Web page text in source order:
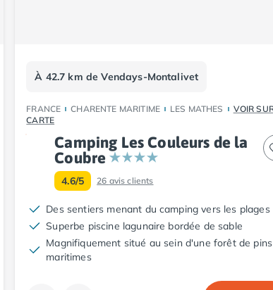
À 42.7 km de Vendays-Montalivet
FRANCE CHARENTE MARITIME LES MATHES
VOIR
CARTE
Camping Les Couleurs de la
Coubre
4.6/5 26 avis clients
Des sentiers menant du camping vers les plages
Superbe piscine lagunaire bordée de sable
Magnifiquement situé au sein d'une forêt de pins
maritimes